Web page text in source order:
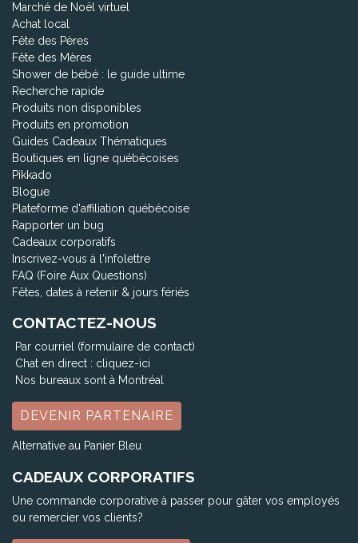
Marché de Noël virtuel
Achat local
Fête des Pères
Fête des Mères
Shower de bébé : le guide ultime
Recherche rapide
Produits non disponibles
Produits en promotion
Guides Cadeaux Thématiques
Boutiques en ligne québécoises
Pikkado
Blogue
Plateforme d'affiliation québécoise
Rapporter un bug
Cadeaux corporatifs
Inscrivez-vous à l'infolettre
FAQ (Foire Aux Questions)
Fêtes, dates à retenir & jours fériés
CONTACTEZ-NOUS
Par courriel (formulaire de contact)
Chat en direct : cliquez-ici
Nos bureaux sont à Montréal
DEVENIR PARTENAIRE
Alternative au Panier Bleu
CADEAUX CORPORATIFS
Une commande corporative à passer pour gâter vos employés
ou remercier vos clients?